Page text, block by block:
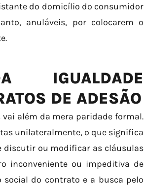
do domicílio do consumidor
anuláveis, por colocarem o
IGUALDADE
DE ADESÃO
além da mera paridade formal.
unilateralmente, o que significa
discutir ou modificar as cláusulas
inconveniente ou impeditiva de
do contrato e a busca pelo